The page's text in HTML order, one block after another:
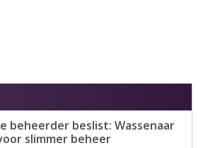
beheerder beslist: Wassenaar
slimmer beheer